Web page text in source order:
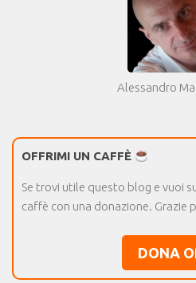
Alessandro
OFFRIMI UN CAFFÈ
Se trovi utile questo blog e vuoi
caffè con una donazione. Grazie
DONA